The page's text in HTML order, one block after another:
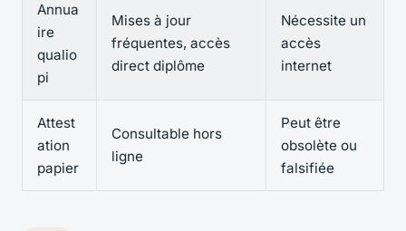
Annua
ire
qualio
pi
Mises à jour
fréquentes, accès
direct diplôme
Nécessite un
accès
internet
Attest
ation
papier
Consultable hors
ligne
Peut être
obsolète ou
falsifiée